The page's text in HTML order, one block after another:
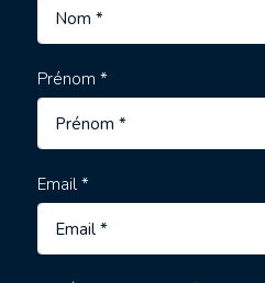
Prénom *
Email *